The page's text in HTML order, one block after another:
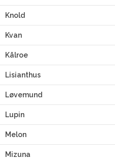
Knold
Kvan
Kålroe
Lisianthus
Løvemund
Lupin
Melon
Mizuna